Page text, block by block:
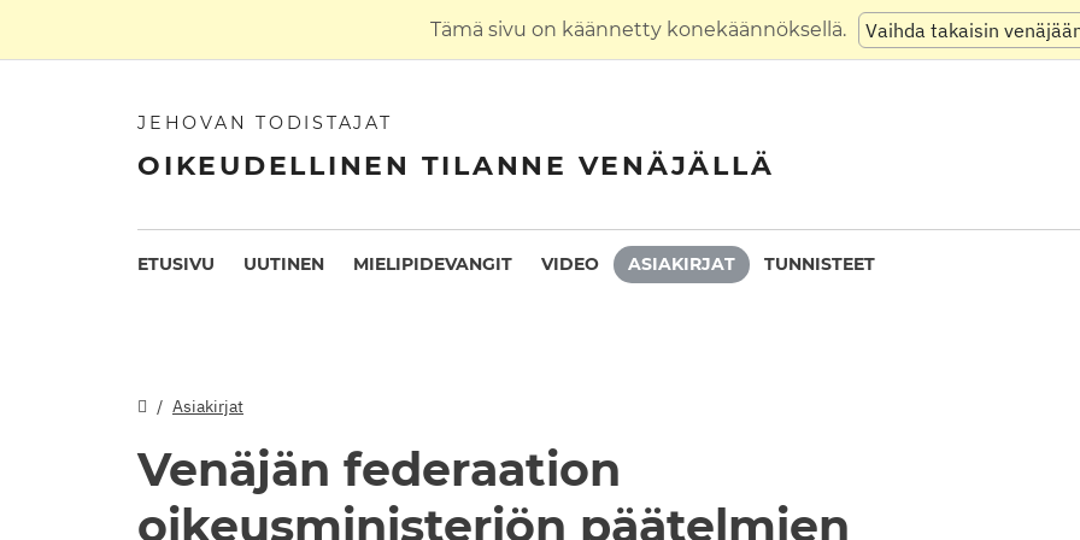
Tämä sivu on käännetty konekäännöksellä. Vaihda takaisin
JEHOVAN TODISTAJAT
OIKEUDELLINEN TILANNE VENÄJÄLLÄ
ETUSIVU UUTINEN MIELIPIDEVANGIT VIDEO ASIAKIRJAT TUNNISTEET
Asiakirjat
Venäjän federaation
oikeusministeriön päätelmien